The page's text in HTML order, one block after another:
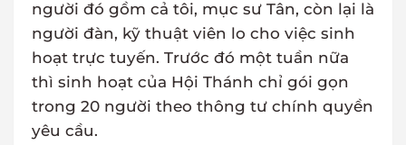
người đó gồm cả tôi, mục sư Tân, còn lại là
người đàn, kỹ thuật viên lo cho việc sinh
hoạt trực tuyến. Trước đó một tuần nữa
thì sinh hoạt của Hội Thánh chỉ gói gọn
trong 20 người theo thông tư chính quyền
yêu cầu.